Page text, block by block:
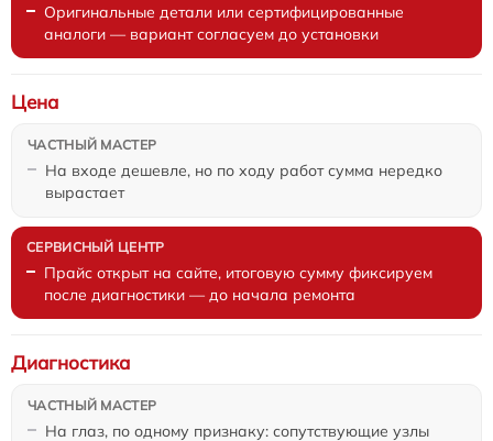
Оригинальные детали или сертифицированные
аналоги — вариант согласуем до установки
На входе дешевле, но по ходу работ сумма нередко
вырастает
Цена
Прайс открыт на сайте, итоговую сумму фиксируем
после диагностики — до начала ремонта
На глаз, по одному признаку: сопутствующие узлы
Диагностика